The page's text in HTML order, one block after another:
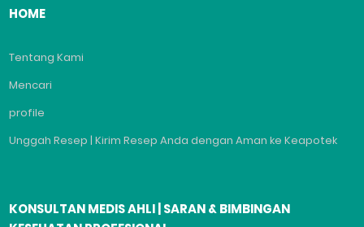
HOME
Tentang Kami
Mencari
profile
Unggah Resep | Kirim Resep Anda dengan Aman ke Keapotek
KONSULTAN MEDIS AHLI | SARAN & BIMBINGAN